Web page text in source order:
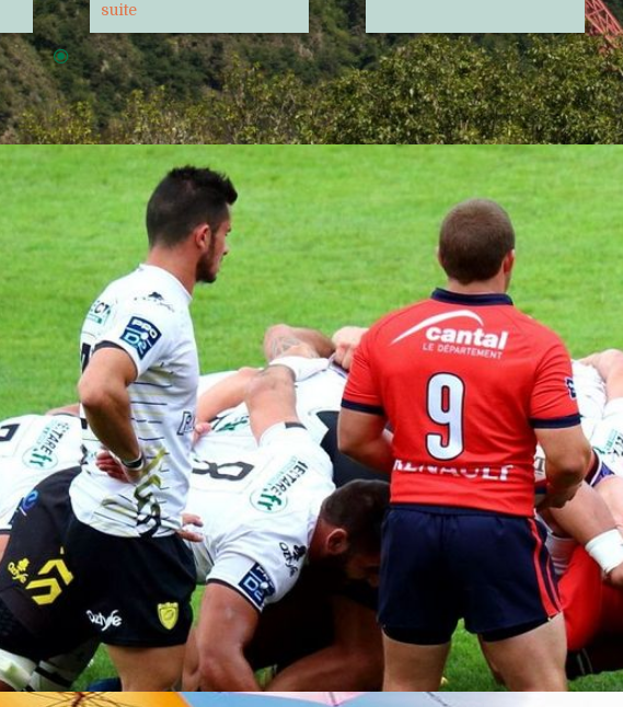
suite
nos adhérents
Multiphonie /
la résitance/ Phot'haut
Chorale
Multiphonie
Musée de la
résistance
Sorties
Cinémas
Le Prisme
Théatre